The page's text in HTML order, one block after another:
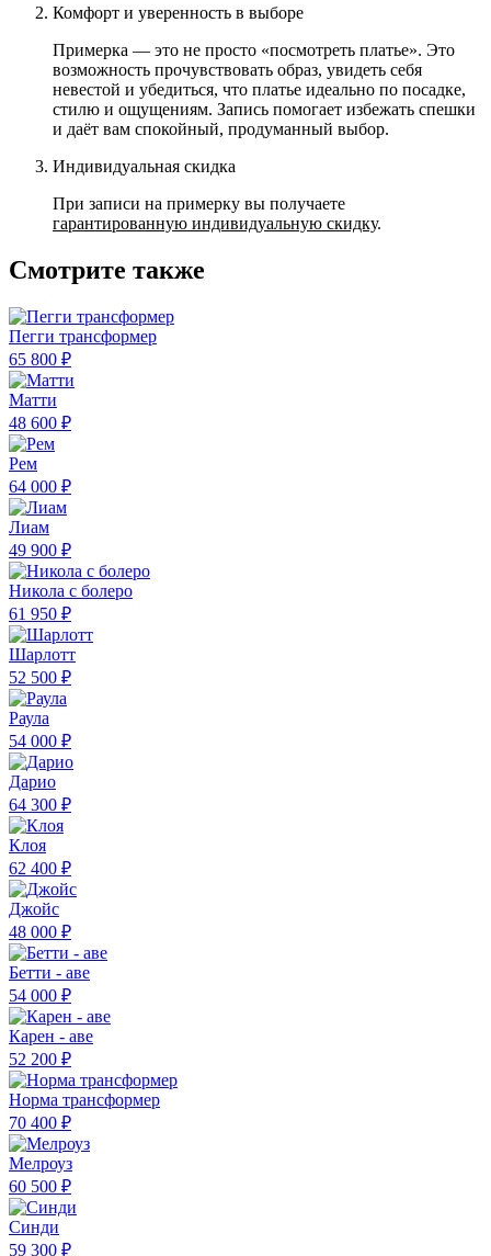
Комфорт и уверенность в выборе
Примерка — это не просто «посмотреть платье». Это
возможность прочувствовать образ, увидеть себя
невестой и убедиться, что платье идеально по посадке,
стилю и ощущениям. Запись помогает избежать спешки
и даёт вам спокойный, продуманный выбор.
Индивидуальная скидка
При записи на примерку вы получаете
гарантированную индивидуальную скидку.
Смотрите также
Пегги трансформер
65 800 ₽
Матти
48 600 ₽
Рем
64 000 ₽
Лиам
49 900 ₽
Никола с болеро
61 950 ₽
Шарлотт
52 500 ₽
Раула
54 000 ₽
Дарио
64 300 ₽
Клоя
62 400 ₽
Джойс
48 000 ₽
Бетти - аве
54 000 ₽
Карен - аве
52 200 ₽
Норма трансформер
70 400 ₽
Мелроуз
60 500 ₽
Синди
59 300 ₽